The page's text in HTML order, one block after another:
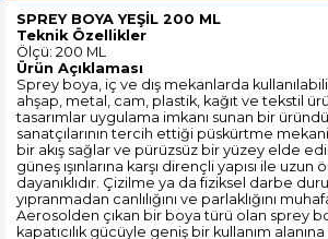
SPREY BOYA YEŞİL 200 ML
Teknik Özellikler
Ölçü: 200 ML
Ürün Açıklaması
Sprey boya, iç ve dış mekanlarda
ahşap, metal, cam, plastik, kağıt ve tekstil
tasarımlar uygulama imkanı sunan bir
sanatçılarının tercih ettiği püskürtme
bir akış sağlar ve pürüzsüz bir yüzey elde
güneş ışınlarına karşı dirençli yapısı ile uzun
dayanıklıdır. Çizilme ya da fiziksel darbe
yıpranmadan canlılığını ve parlaklığını
Aerosolden çıkan bir boya türü olan sprey
kapatıcılık gücüyle geniş bir kullanım